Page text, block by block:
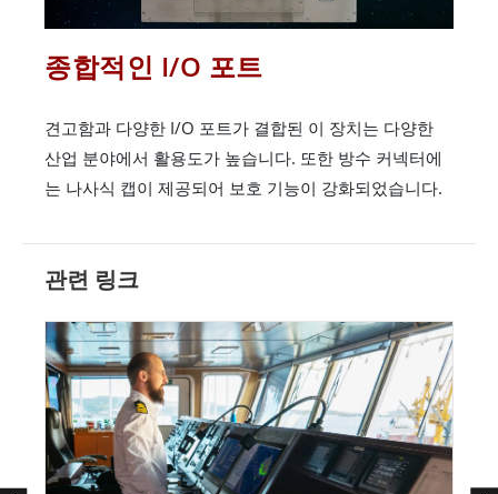
종합적인 I/O 포트
견고함과 다양한 I/O 포트가 결합된 이 장치는 다양한
산업 분야에서 활용도가 높습니다. 또한 방수 커넥터에
는 나사식 캡이 제공되어 보호 기능이 강화되었습니다.
관련 링크